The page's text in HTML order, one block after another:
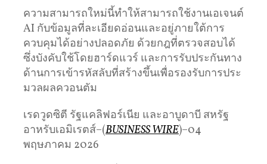
ความสามารถใหม่นี้ทำให้สามารถใช้งานเอเจนต์
AI กับข้อมูลที่ละเอียดอ่อนและอยู่ภายใต้การ
ควบคุมได้อย่างปลอดภัย ด้วยกฎที่ตรวจสอบได้
ซึ่งบังคับใช้โดยฮาร์ดแวร์ และการรับประกันทาง
ด้านการเข้ารหัสลับที่สร้างขึ้นเพื่อรองรับการประ
มวลผลควอนตัม
เรดวูดซิตี รัฐแคลิฟอร์เนีย และอาบูดาบี สหรัฐ
อาหรับเอมิเรตส์–(BUSINESS WIRE)–04
พฤษภาคม 2026